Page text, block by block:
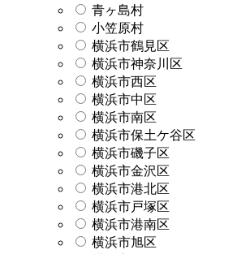
青ヶ島村
小笠原村
横浜市鶴見区
横浜市神奈川区
横浜市西区
横浜市中区
横浜市南区
横浜市保土ケ谷区
横浜市磯子区
横浜市金沢区
横浜市港北区
横浜市戸塚区
横浜市港南区
横浜市旭区